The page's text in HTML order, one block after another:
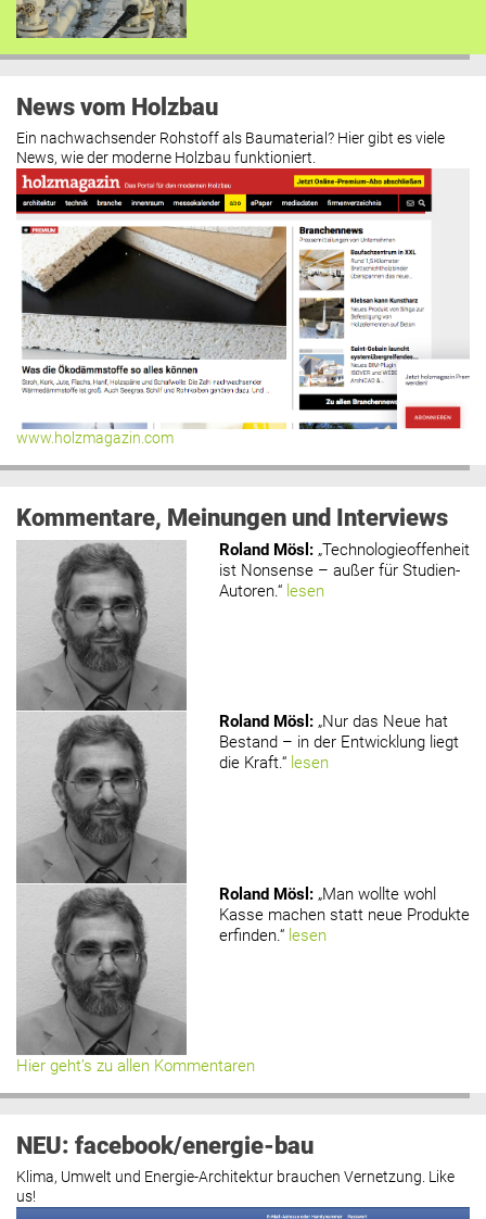
News vom Holzbau
Ein nachwachsender Rohstoff als Baumaterial? Hier gibt es viele
News, wie der moderne Holzbau funktioniert.
www.holzmagazin.com
Kommentare, Meinungen und Interviews
Roland Mösl : „Technologieoffenheit
ist Nonsense – außer für Studien-
Autoren.“ lesen
Roland Mösl : „Nur das Neue hat
Bestand – in der Entwicklung liegt
die Kraft.“ lesen
Roland Mösl : „Man wollte wohl
Kasse machen statt neue Produkte
erfinden.“ lesen
Hier geht’s zu allen Kommentaren
NEU: facebook/energie-bau
Klima, Umwelt und Energie-Architektur brauchen Vernetzung. Like
us!